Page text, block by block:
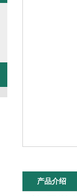
产品介绍